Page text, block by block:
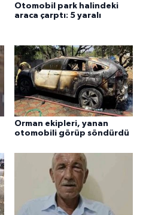
Otomobil park halindeki
araca çarptı: 5 yaralı
Orman ekipleri, yanan
otomobili görüp söndürdü